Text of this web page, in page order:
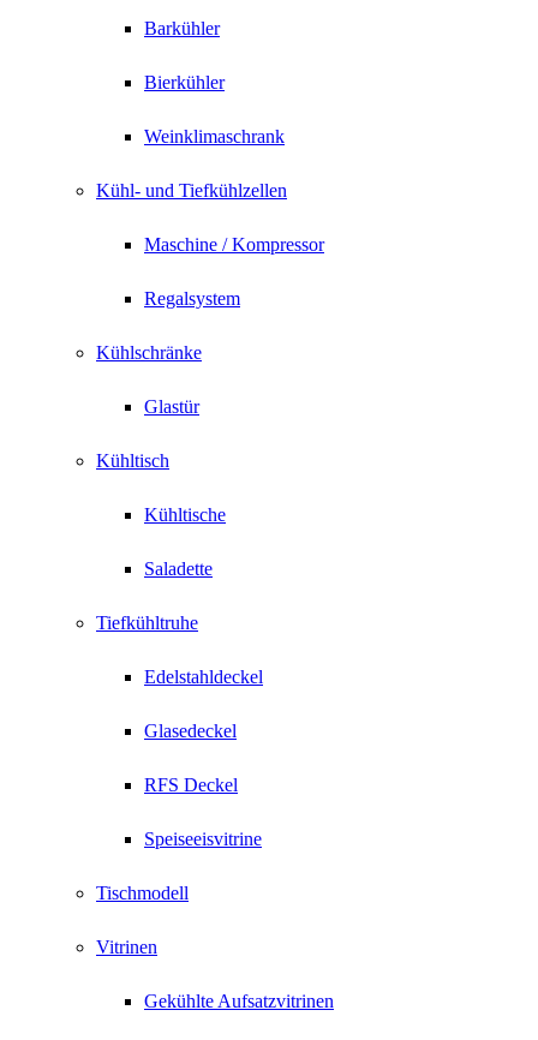
Barkühler
Bierkühler
Weinklimaschrank
Kühl- und Tiefkühlzellen
Maschine / Kompressor
Regalsystem
Kühlschränke
Glastür
Kühltisch
Kühltische
Saladette
Tiefkühltruhe
Edelstahldeckel
Glasedeckel
RFS Deckel
Speiseeisvitrine
Tischmodell
Vitrinen
Gekühlte Aufsatzvitrinen